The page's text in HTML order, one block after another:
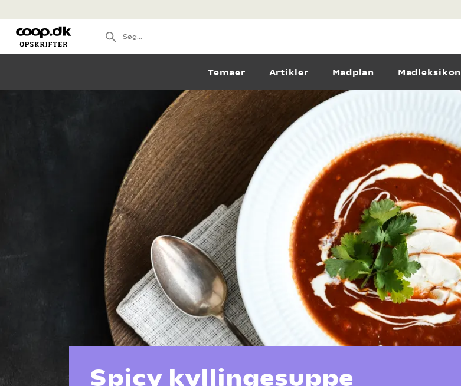
Temaer Artikler Madplan Madleksikon
Spicy kyllingesuppe